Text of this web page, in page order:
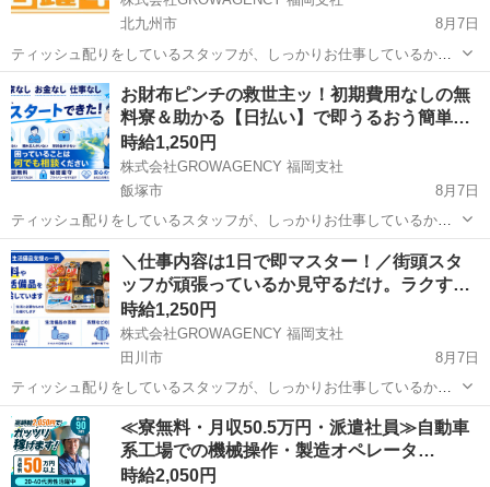
北九州市
8月7日
ティッシュ配りをしているスタッフが、しっかりお仕事しているかを
監視するお仕事！ カンタンな業務内容なので、1日でお仕事内容覚え
ちゃいます(笑) レアなお仕事なので周りの友達にネタ話になります(´∀
｀))ｹﾗｹﾗ ...
福岡 北九州市 その他 スタッフ
お財布ピンチの救世主ッ！初期費用なしの無
料寮＆助かる【日払い】で即うるおう簡単…
時給1,250円
株式会社GROWAGENCY 福岡支社
飯塚市
8月7日
ティッシュ配りをしているスタッフが、しっかりお仕事しているかを
監視するお仕事！ カンタンな業務内容なので、1日でお仕事内容覚え
ちゃいます(笑) レアなお仕事なので周りの友達にネタ話になります(´∀
｀))ｹﾗｹﾗ ...
福岡 飯塚市 その他 ピンチ
＼仕事内容は1日で即マスター！／街頭スタ
ッフが頑張っているか見守るだけ。ラクす…
時給1,250円
株式会社GROWAGENCY 福岡支社
田川市
8月7日
ティッシュ配りをしているスタッフが、しっかりお仕事しているかを
監視するお仕事！ カンタンな業務内容なので、1日でお仕事内容覚え
ちゃいます(笑) レアなお仕事なので周りの友達にネタ話になります(´∀
｀))ｹﾗｹﾗ ...
福岡 田川市 その他 スタッフ
≪寮無料・月収50.5万円・派遣社員≫自動車
系工場での機械操作・製造オペレータ…
時給2,050円